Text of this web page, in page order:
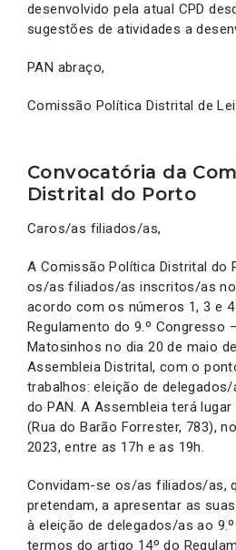
desenvolvido pela atual CPD
sugestões de atividades a
PAN abraço,
Comissão Política Distrital de
Convocatória da
Distrital do Porto
Caros/as filiados/as,
A Comissão Política Distrital do
os/as filiados/as inscritos/as
acordo com os números 1, 3 e
Regulamento do 9.º Congresso
Matosinhos no dia 20 de maio
Assembleia Distrital, com o
trabalhos: eleição de
do PAN. A Assembleia terá
(Rua do Barão Forrester, 783),
2023, entre as 17h e as 19h.
Convidam-se os/as filiados/as,
pretendam, a apresentar as
à eleição de delegados/as ao
termos do artigo 14º do